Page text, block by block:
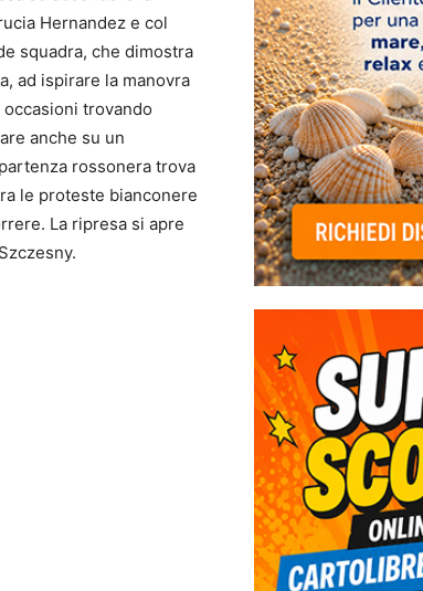
Hernandez e col
squadra, che dimostra
ad ispirare la manovra
trovando
anche su un
rossonera trova
le proteste bianconere
La ripresa si apre